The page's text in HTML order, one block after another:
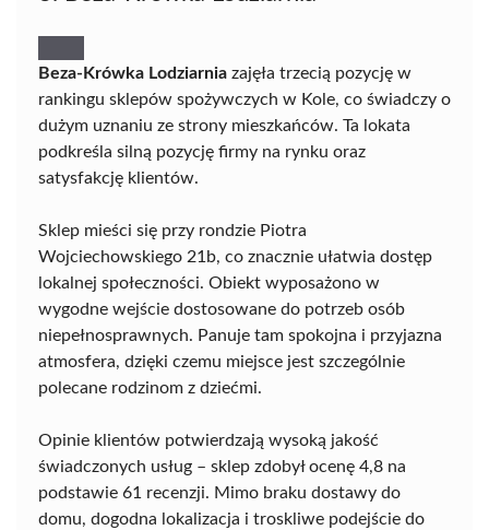
Beza-Krówka Lodziarnia zajęła trzecią pozycję w
rankingu sklepów spożywczych w Kole, co świadczy o
dużym uznaniu ze strony mieszkańców. Ta lokata
podkreśla silną pozycję firmy na rynku oraz
satysfakcję klientów.
Sklep mieści się przy rondzie Piotra
Wojciechowskiego 21b, co znacznie ułatwia dostęp
lokalnej społeczności. Obiekt wyposażono w
wygodne wejście dostosowane do potrzeb osób
niepełnosprawnych. Panuje tam spokojna i przyjazna
atmosfera, dzięki czemu miejsce jest szczególnie
polecane rodzinom z dziećmi.
Opinie klientów potwierdzają wysoką jakość
świadczonych usług – sklep zdobył ocenę 4,8 na
podstawie 61 recenzji. Mimo braku dostawy do
domu, dogodna lokalizacja i troskliwe podejście do